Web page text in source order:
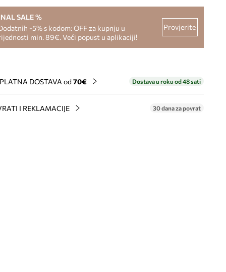
SALE %
-5% s kodom: OFF za kupnju u
min. 89€. Veći popust u aplikaciji!
Provjerite
DOSTAVA od 70€ Dostava u roku od 48 sati
I REKLAMACIJE 30 dana za povrat